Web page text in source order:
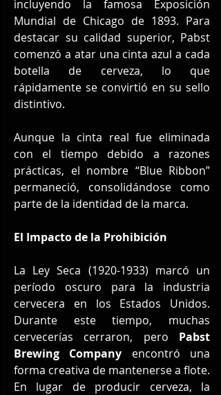
incluyendo la famosa Exposición
Mundial de Chicago de 1893. Para
destacar su calidad superior, Pabst
comenzó a atar una cinta azul a cada
botella de cerveza, lo que
rápidamente se convirtió en su sello
distintivo.
Aunque la cinta real fue eliminada
con el tiempo debido a razones
prácticas, el nombre “Blue Ribbon”
permaneció, consolidándose como
parte de la identidad de la marca.
El Impacto de la Prohibición
La Ley Seca (1920-1933) marcó un
período oscuro para la industria
cervecera en los Estados Unidos.
Durante este tiempo, muchas
cervecerías cerraron, pero Pabst
Brewing Company encontró una
forma creativa de mantenerse a flote.
En lugar de producir cerveza, la